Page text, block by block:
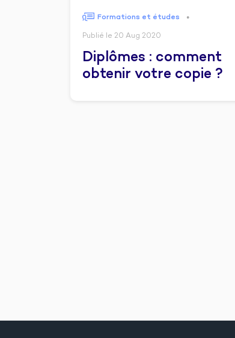
Formations et études ●
Publié le 20 Aug 2020
Diplômes : comment
obtenir votre copie ?